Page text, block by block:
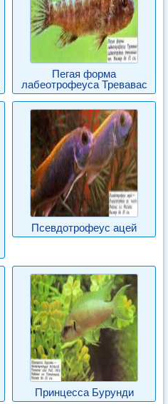
Пегая форма
лабеотрофеуса Тревавас
Псевдотрофеус ацей
Принцесса Бурунди